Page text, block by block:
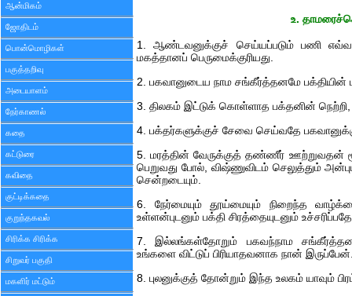
ஆன்மிகம்
ஜோதிடம்
பொன்மொழிகள்
பகுத்தறிவு
அடையாளம்
நேர்காணல்
கதை
கட்டுரை
கவிதை
குட்டிக்கதை
குறுந்தகவல்
சிரிக்க சிரிக்க
சிறுவர் பகுதி
மகளிர் மட்டும்
உ.
1. ஆண்டவனுக்குச் செய்யப்படும் பணி
மகத்தானப் பெருமைக்குரியது.
2. பகவானுடைய நாம சங்கீர்த்தனமே பக்தியின்
3. திலகம் இட்டுக் கொள்ளாத பக்தனின் நெற்றி,
4. பக்தர்களுக்குச் சேவை செய்வதே
5. மரத்தின் வேருக்குத் தண்ணீர் ஊற்றுவதன்
பெறுவது போல், விஷ்ணுவிடம் செலுத்தும்
சென்றடையும்.
6. நேர்மையும் தூய்மையும் நிறைந்த
உள்ளன்புடனும் பக்தி சிரத்தையுடனும்
7. இல்லங்கள்தோறும் பகவந்நாம
உங்களை விட்டுப் பிரியாதவனாக நான்
8. புலனுக்குத் தோன்றும் இந்த உலகம் யாவும்